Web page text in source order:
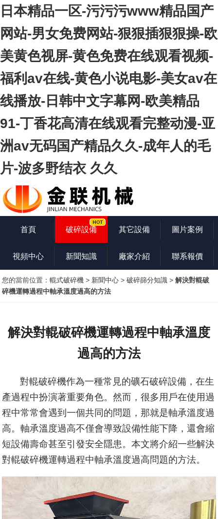
日本精品一区-污污污www精品国产
网站-男女免费网站-狠狠插狠狠操-欧
美黄色视屏-黄色免费在线观看视频-
福利av在线-黄色小说电影-美女av在
线播放-日韩中文字幕网-欧美精品
91-丁香花高清在线观看完整动漫-亚
洲av无码国产精品久久-成年人的毛
片-波多野结衣 久久
首頁 破碎設備 其它設備 圖片案例
視頻中心 新聞知識 廠家介紹 聯系報價
您的當前位置：輥式破碎機 > 新聞中心 >破碎篩分知識 >解決對輥破
碎機運轉過程中軸承溫度過高的方法
解決對輥破碎機運轉過程中軸承溫度
過高的方法
對輥破碎機作為一種常見的礦石破碎設備，在生
產過程中扮演著重要角色。然而，很多用戶在使用過
程中常常會遇到一個共同的問題，那就是軸承溫度過
高。軸承溫度過高不僅會導致設備性能下降，還會縮
短設備壽命甚至引發安全隱患。本文將介紹一些解決
對輥破碎機運轉過程中軸承溫度過高問題的方法。